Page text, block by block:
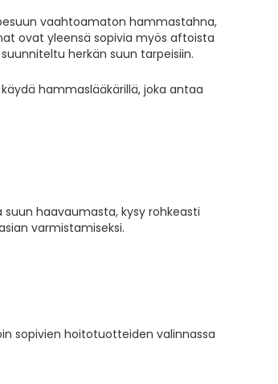
vaahtoamaton hammastahna,
ovat yleensä sopivia myös aftoista
herkän suun tarpeisiin.
hammaslääkärillä, joka antaa
haavaumasta, kysy rohkeasti
varmistamiseksi.
sopivien hoitotuotteiden valinnassa